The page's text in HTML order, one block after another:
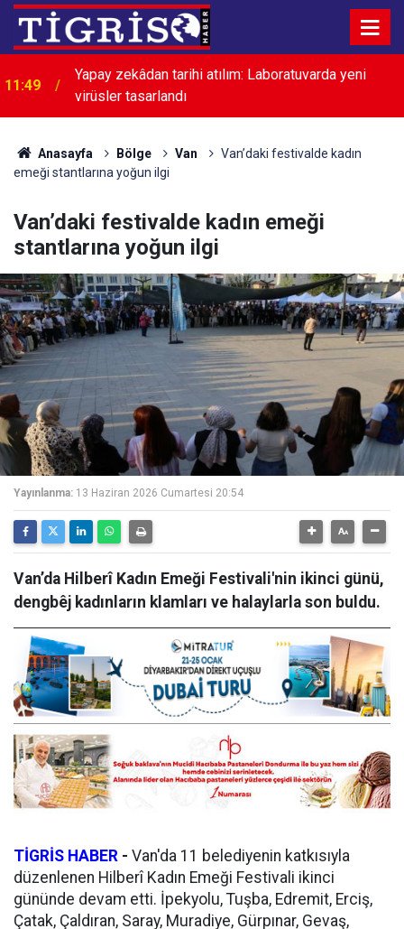
11:49
Yapay zekâdan tarihi atılım: Laboratuvarda yeni
virüsler tasarlandı
Anasayfa Bölge Van
Van’daki festivalde kadın
emeği stantlarına yoğun ilgi
Van’daki festivalde kadın emeği
stantlarına yoğun ilgi
Yayınlanma: 13 Haziran 2026 Cumartesi 20:54
Van’da Hilberî Kadın Emeği Festivali'nin ikinci günü,
dengbêj kadınların klamları ve halaylarla son buldu.
TİGRİS HABER - Van'da 11 belediyenin katkısıyla
düzenlenen Hilberî Kadın Emeği Festivali ikinci
gününde devam etti. İpekyolu, Tuşba, Edremit, Erciş,
Çatak, Çaldıran, Saray, Muradiye, Gürpınar, Gevaş,